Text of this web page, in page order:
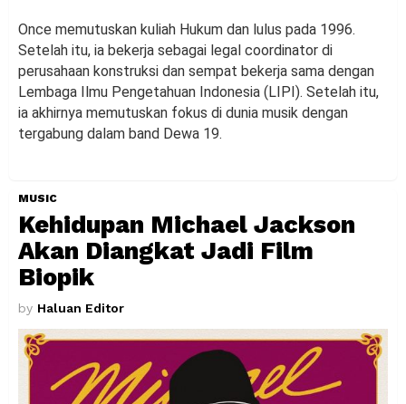
Once memutuskan kuliah Hukum dan lulus pada 1996.
Setelah itu, ia bekerja sebagai legal coordinator di
perusahaan konstruksi dan sempat bekerja sama dengan
Lembaga Ilmu Pengetahuan Indonesia (LIPI). Setelah itu,
ia akhirnya memutuskan fokus di dunia musik dengan
tergabung dalam band Dewa 19.
MUSIC
Kehidupan Michael Jackson
Akan Diangkat Jadi Film
Biopik
by Haluan Editor